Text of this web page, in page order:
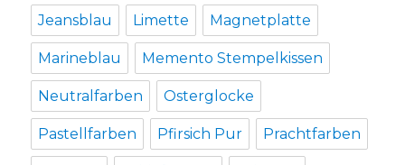
Jeansblau Limette Magnetplatte
Marineblau Memento Stempelkissen
Neutralfarben Osterglocke
Pastellfarben Pfirsich Pur Prachtfarben